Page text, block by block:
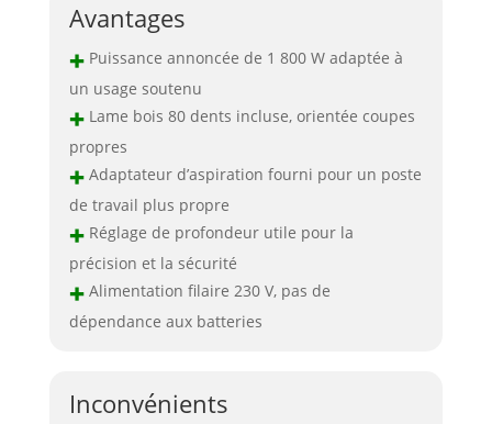
Avantages
+Puissance annoncée de 1 800 W adaptée à
un usage soutenu
+Lame bois 80 dents incluse, orientée coupes
propres
+Adaptateur d’aspiration fourni pour un poste
de travail plus propre
+Réglage de profondeur utile pour la
précision et la sécurité
+Alimentation filaire 230 V, pas de
dépendance aux batteries
Inconvénients